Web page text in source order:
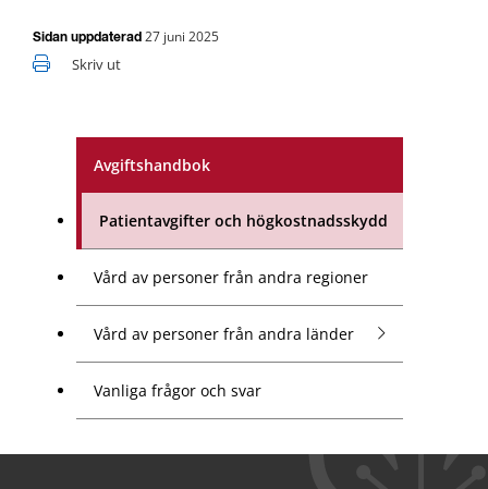
Avgiftshandbok
Patientavgifter och högkostnadsskydd
Vård av personer från andra regioner
Vård av personer från andra länder
Vanliga frågor och svar
Sidan uppdaterad 27 juni 2025
Skriv ut